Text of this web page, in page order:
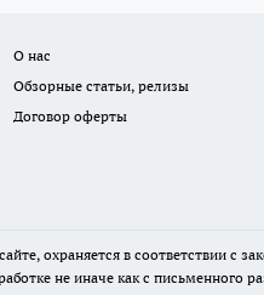
О нас
Обзорные статьи, релизы
Договор оферты
охраняется в соответствии с
не иначе как с письменного